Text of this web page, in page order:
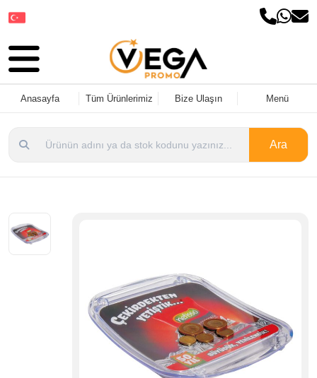
Anasayfa Tüm Ürünlerimiz Bize Ulaşın Menü
Ara